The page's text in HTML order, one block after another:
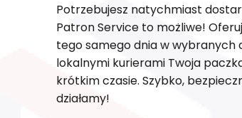
Potrzebujesz natychmiast
Patron Service to możliwe!
tego samego dnia w wybranych
lokalnymi kurierami Twoja
krótkim czasie. Szybko,
działamy!